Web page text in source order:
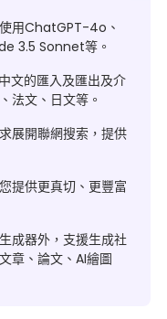
用ChatGPT-4o、
3.5 Sonnet等。
文的匯入及匯出及介
法文、日文等。
展開聯網搜索，提供
提供更真切、更豐富
成器外，支援生成社
章、論文、AI繪圖